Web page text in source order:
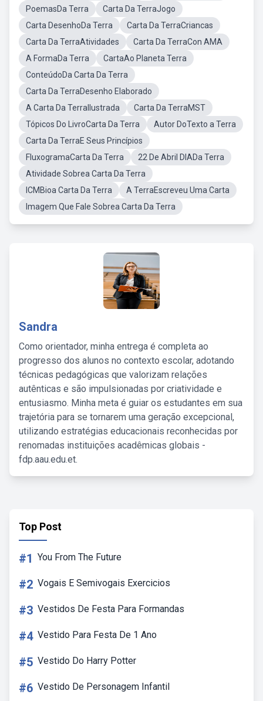
PoemasDa Terra
Carta Da TerraJogo
Carta DesenhoDa Terra
Carta Da TerraCriancas
Carta Da TerraAtividades
Carta Da TerraCon AMA
A FormaDa Terra
CartaAo Planeta Terra
ConteúdoDa Carta Da Terra
Carta Da TerraDesenho Elaborado
A Carta Da TerraIlustrada
Carta Da TerraMST
Tópicos Do LivroCarta Da Terra
Autor DoTexto a Terra
Carta Da TerraE Seus Princípios
FluxogramaCarta Da Terra
22 De Abril DIADa Terra
Atividade Sobrea Carta Da Terra
ICMBioa Carta Da Terra
A TerraEscreveu Uma Carta
Imagem Que Fale Sobrea Carta Da Terra
Sandra
Como orientador, minha entrega é completa ao
progresso dos alunos no contexto escolar, adotando
técnicas pedagógicas que valorizam relações
autênticas e são impulsionadas por criatividade e
entusiasmo. Minha meta é guiar os estudantes em sua
trajetória para se tornarem uma geração excepcional,
utilizando estratégias educacionais reconhecidas por
renomadas instituições acadêmicas globais -
fdp.aau.edu.et.
Top Post
#1 You From The Future
#2 Vogais E Semivogais Exercicios
#3 Vestidos De Festa Para Formandas
#4 Vestido Para Festa De 1 Ano
#5 Vestido Do Harry Potter
#6 Vestido De Personagem Infantil